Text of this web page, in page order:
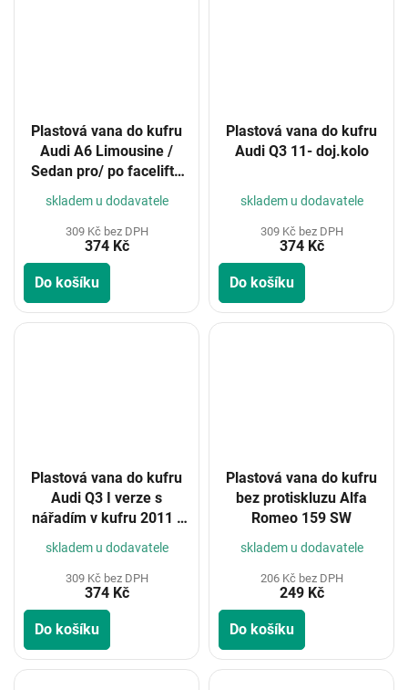
Plastová vana do kufru
Audi A6 Limousine /
Sedan pro/ po faceliftě
1997-2004
skladem u dodavatele
309 Kč bez DPH
374 Kč
Do košíku
Plastová vana do kufru
Audi Q3 11- doj.kolo
skladem u dodavatele
309 Kč bez DPH
374 Kč
Do košíku
Plastová vana do kufru
Audi Q3 I verze s
nářadím v kufru 2011 -
2018
skladem u dodavatele
309 Kč bez DPH
374 Kč
Do košíku
Plastová vana do kufru
bez protiskluzu Alfa
Romeo 159 SW
skladem u dodavatele
206 Kč bez DPH
249 Kč
Do košíku